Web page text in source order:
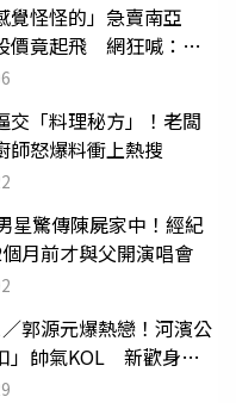
覺怪怪的」急賣南亞
價竟起飛 網狂喊：大V
交「料理秘方」！老闆
怒爆料衝上熱搜
星驚傳陳屍家中！經紀
月前才與父開演唱會
郭源元爆熱戀！河濱公
」帥氣KOL 新歡身份